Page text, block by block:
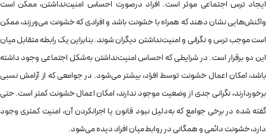
ایجاد ترس اجتماعی موثر است. افراد درصورت احساس امنیت‌نداشتن، ممکن است
واکنش‌هایی نشان دهند که همراه با خشونت باشد و افرادی که خشونت می‌ورزند، ممکن
است موجب ترس و نگرانی و امنیت‌نداشتن دیگران شوند. بنابراین یک رابطه متقابل میان
این دو برقرار است. در شرایطی که احساس امنیت‌نداشتن به‌شکل اجتماعی وجود داشته
باشد، امکان اعمال خشونت توسط افراد، بیشتر می‌شود. در جوامعی که از آرامش نسبی
برخوردارند، نگرانی جدی از وضعیت موجود ندارند، امکان اعمال خشونت کمتر است. حتی
گفته شده در برخی جوامع که به‌دلیل نبود قانون یا اجرانکردن آن، امنیت‌ کمتری وجود
دارد، خشونت دائمی و همگانی در روابط میان افراد دیده می‌شود.